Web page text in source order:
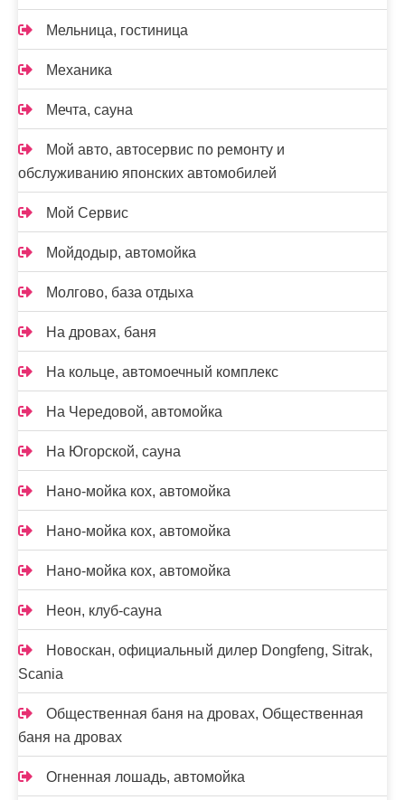
Мельница, гостиница
Механика
Мечта, сауна
Мой авто, автосервис по ремонту и
обслуживанию японских автомобилей
Мой Сервис
Мойдодыр, автомойка
Молгово, база отдыха
На дровах, баня
На кольце, автомоечный комплекс
На Чередовой, автомойка
На Югорской, сауна
Нано-мойка кох, автомойка
Нано-мойка кох, автомойка
Нано-мойка кох, автомойка
Неон, клуб-сауна
Новоcкан, официальный дилер Dongfeng, Sitrak,
Scania
Общественная баня на дровах, Общественная
баня на дровах
Огненная лошадь, автомойка